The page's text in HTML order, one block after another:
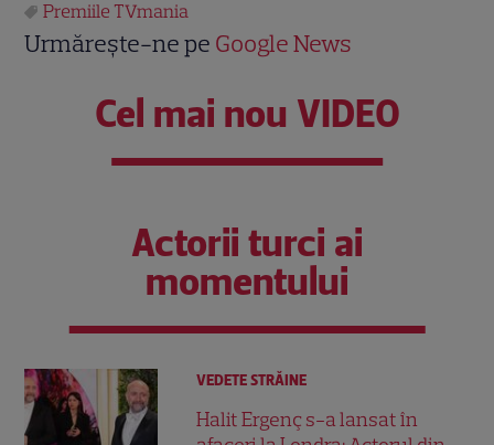
Premiile TVmania
Urmărește-ne pe Google News
Cel mai nou VIDEO
Actorii turci ai
momentului
VEDETE STRĂINE
Halit Ergenç s-a lansat în